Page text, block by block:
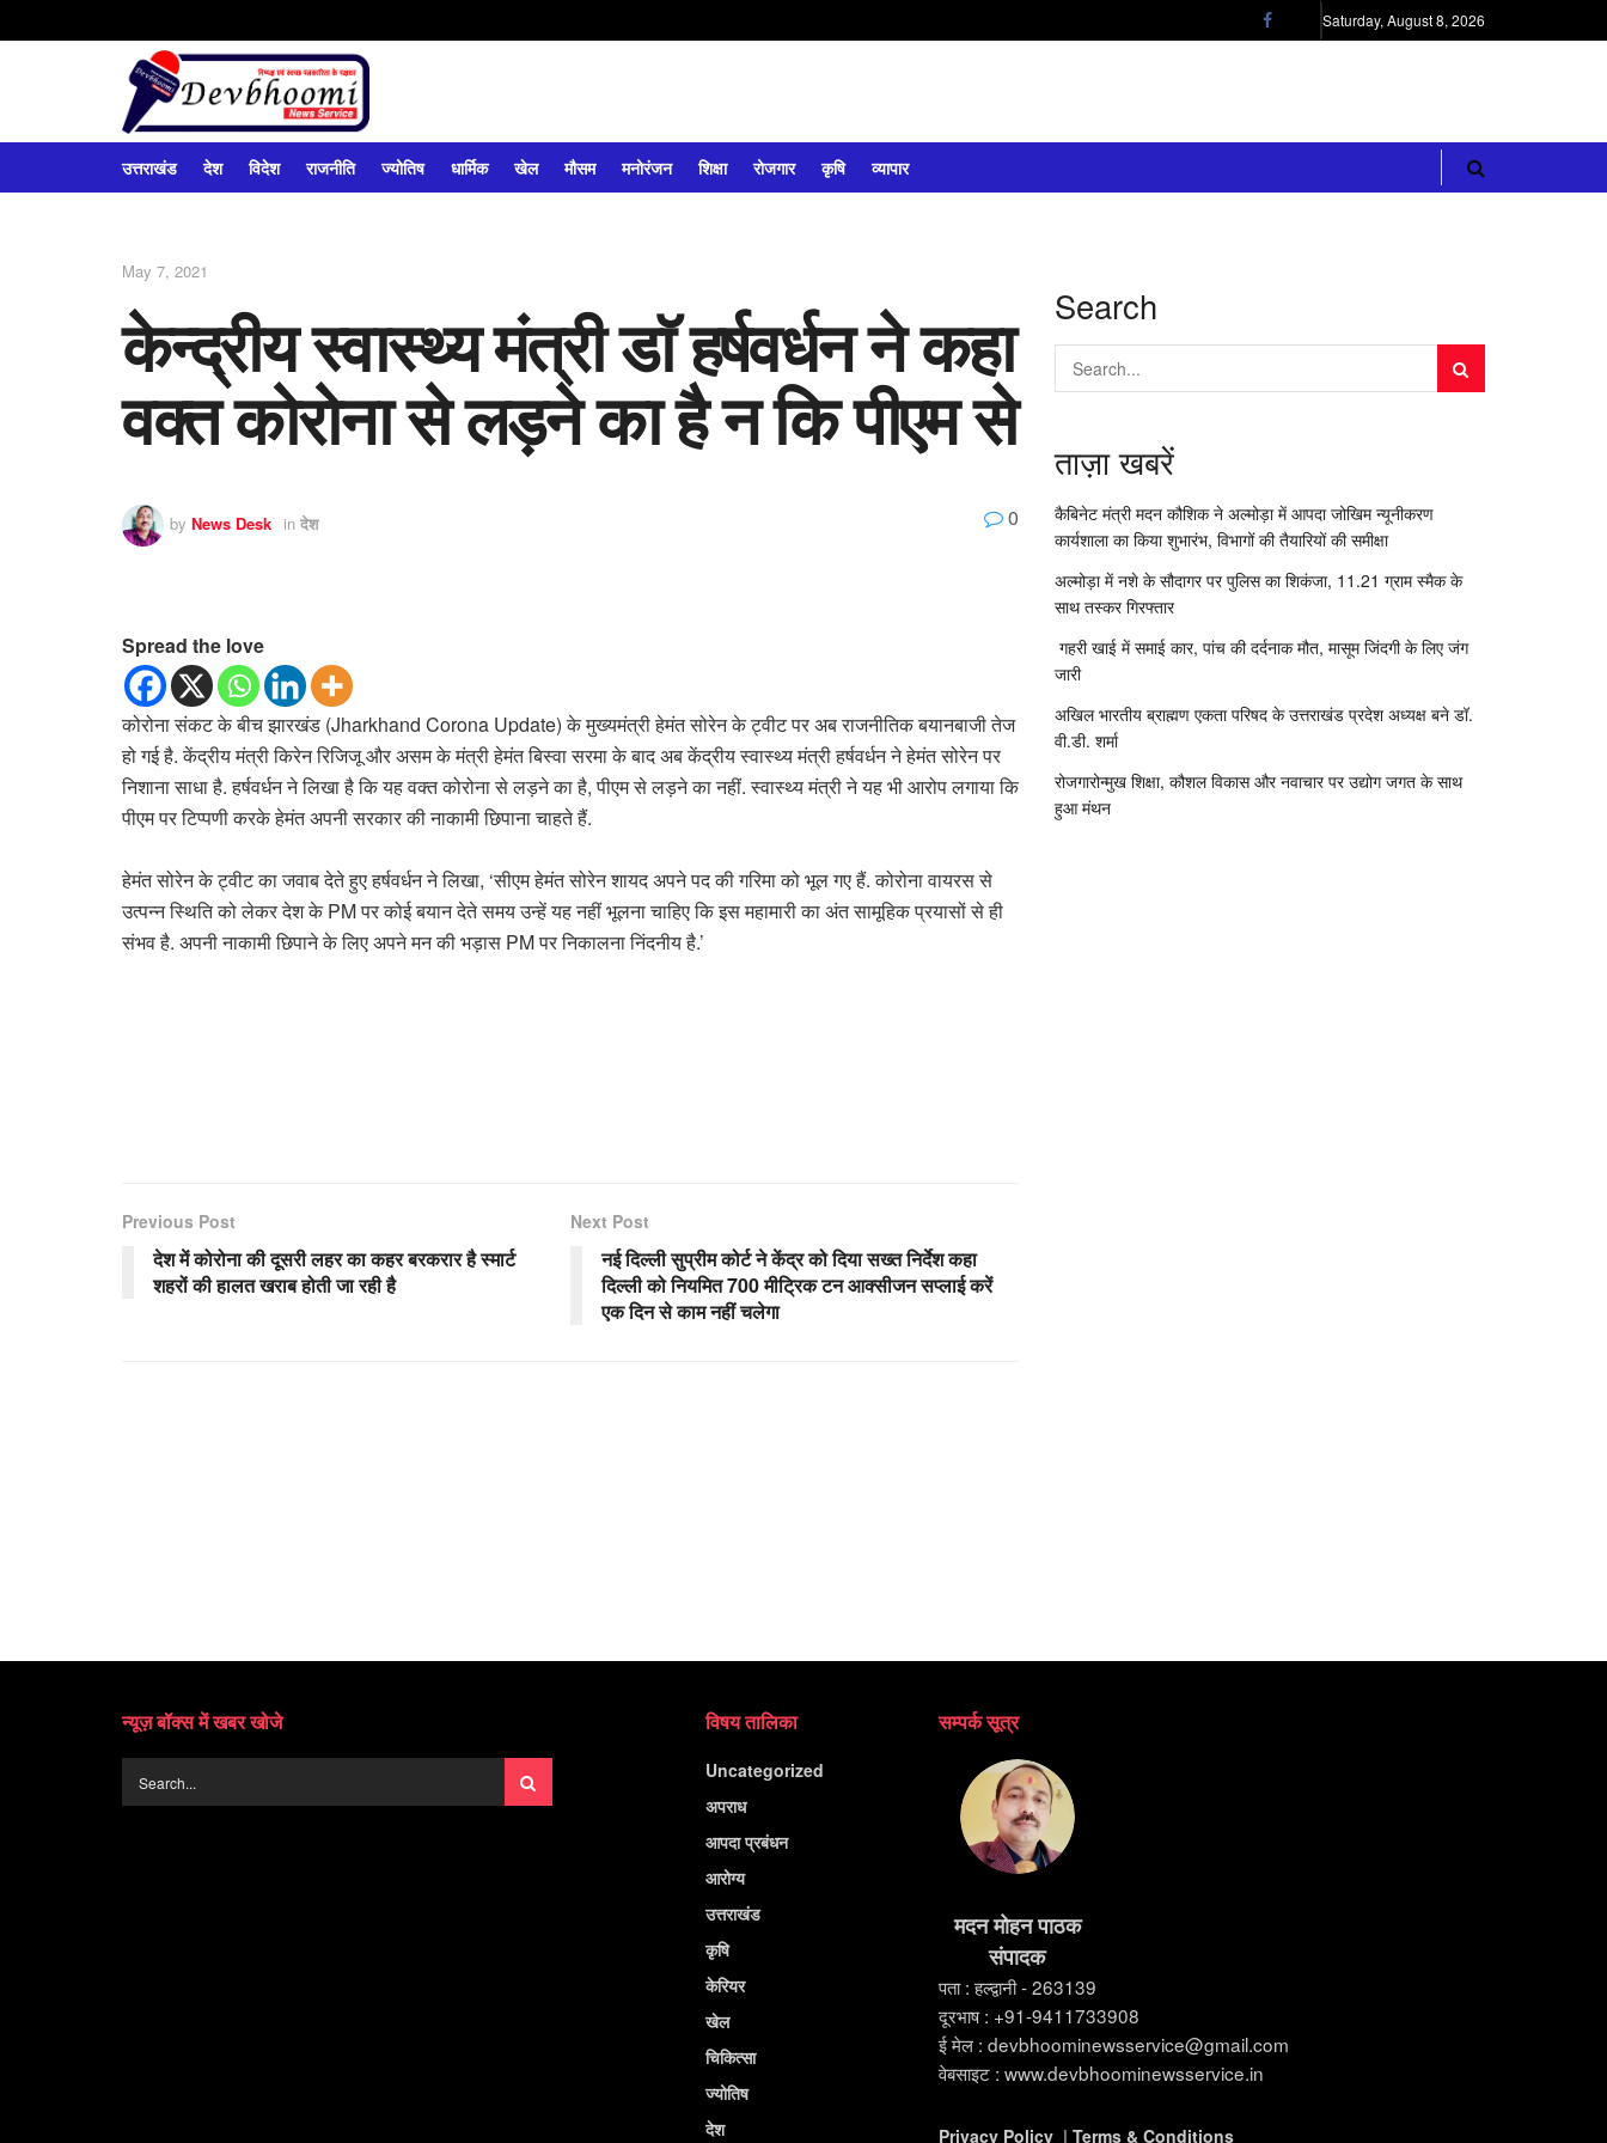
Saturday, August 8, 2026
उत्तराखंड देश विदेश राजनीति ज्योतिष धार्मिक खेल मौसम मनोरंजन शिक्षा रोजगार कृषि व्यापार
May 7, 2021
केन्द्रीय स्वास्थ्य मंत्री डाॅ हर्षवर्धन ने कहा
वक्त कोरोना से लड़ने का है न कि पीएम से
by News Desk in देश 0
Spread the love
कोरोना संकट के बीच झारखंड (Jharkhand Corona Update) के मुख्यमंत्री हेमंत सोरेन के ट्वीट पर अब राजनीतिक बयानबाजी तेज
हो गई है. केंद्रीय मंत्री किरेन रिजिजू और असम के मंत्री हेमंत बिस्वा सरमा के बाद अब केंद्रीय स्वास्थ्य मंत्री हर्षवर्धन ने हेमंत सोरेन पर
निशाना साधा है. हर्षवर्धन ने लिखा है कि यह वक्त कोरोना से लड़ने का है, पीएम से लड़ने का नहीं. स्वास्थ्य मंत्री ने यह भी आरोप लगाया कि
पीएम पर टिप्पणी करके हेमंत अपनी सरकार की नाकामी छिपाना चाहते हैं.
हेमंत सोरेन के ट्वीट का जवाब देते हुए हर्षवर्धन ने लिखा, ‘सीएम हेमंत सोरेन शायद अपने पद की गरिमा को भूल गए हैं. कोरोना वायरस से
उत्पन्न स्थिति को लेकर देश के PM पर कोई बयान देते समय उन्हें यह नहीं भूलना चाहिए कि इस महामारी का अंत सामूहिक प्रयासों से ही
संभव है. अपनी नाकामी छिपाने के लिए अपने मन की भड़ास PM पर निकालना निंदनीय है.’
Previous Post
देश में कोरोना की दूसरी लहर का कहर बरकरार है स्मार्ट
शहरों की हालत खराब होती जा रही है
Next Post
नई दिल्ली सुप्रीम कोर्ट ने केंद्र को दिया सख्त निर्देश कहा
दिल्ली को नियमित 700 मीट्रिक टन आक्सीजन सप्लाई करें
एक दिन से काम नहीं चलेगा
Search
ताज़ा खबरें
कैबिनेट मंत्री मदन कौशिक ने अल्मोड़ा में आपदा जोखिम न्यूनीकरण
कार्यशाला का किया शुभारंभ, विभागों की तैयारियों की समीक्षा
अल्मोड़ा में नशे के सौदागर पर पुलिस का शिकंजा, 11.21 ग्राम स्मैक के
साथ तस्कर गिरफ्तार
गहरी खाई में समाई कार, पांच की दर्दनाक मौत, मासूम जिंदगी के लिए जंग
जारी
अखिल भारतीय ब्राह्मण एकता परिषद के उत्तराखंड प्रदेश अध्यक्ष बने डॉ.
वी.डी. शर्मा
रोजगारोन्मुख शिक्षा, कौशल विकास और नवाचार पर उद्योग जगत के साथ
हुआ मंथन
न्यूज़ बॉक्स में खबर खोजे विषय तालिका
Uncategorized
अपराध
आपदा प्रबंधन
आरोग्य
उत्तराखंड
कृषि
केरियर
खेल
चिकित्सा
ज्योतिष
देश
सम्पर्क सूत्र
मदन मोहन पाठक
संपादक
पता : हल्द्वानी - 263139
दूरभाष : +91-9411733908
ई मेल : devbhoominewsservice@gmail.com
वेबसाइट : www.devbhoominewsservice.in
Privacy Policy| Terms & Conditions